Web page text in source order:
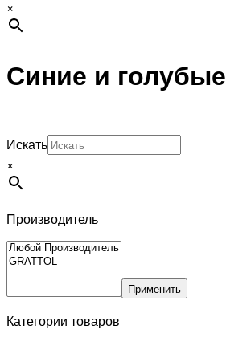
×
Синие и голубые
Искать
×
Производитель
Применить
Категории товаров